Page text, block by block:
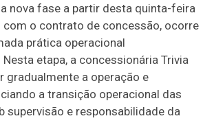
nova fase a partir desta quinta-feira
com o contrato de concessão, ocorre
prática operacional
etapa, a concessionária Trivia
gradualmente a operação e
a transição operacional das
supervisão e responsabilidade da